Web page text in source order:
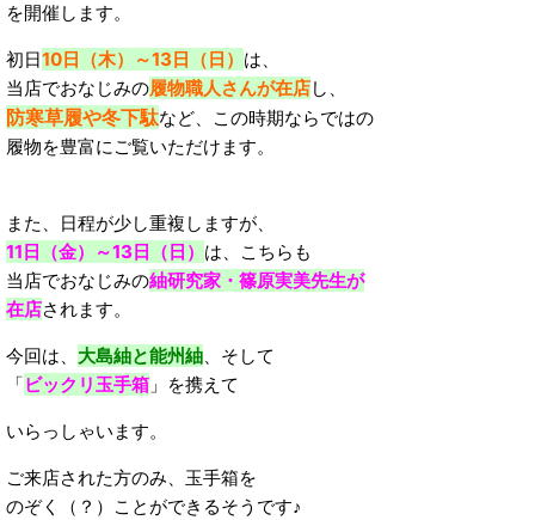
を開催します。
初日10日（木）～13日（日） は、
当店でおなじみの履物職人さんが在店し、
防寒草履や冬下駄など、この時期ならではの
履物を豊富にご覧いただけます。
また、日程が少し重複しますが、
11日（金）～13日（日） は、こちらも
当店でおなじみの紬研究家・篠原実美先生が
在店されます。
今回は、 大島紬と能州紬 、そして
「ビックリ 玉手箱 」を携えて
いらっしゃいます。
ご来店された方のみ、玉手箱を
のぞく（？）ことができるそうです♪